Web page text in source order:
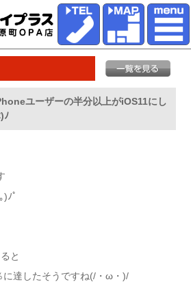
ユーザーの半分以上がiOS11にし
ﾉ
)ﾉﾟ
と
に達したそうですね(/・ω・)/